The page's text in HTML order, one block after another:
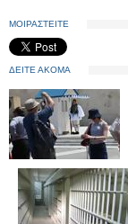
ΜΟΙΡΑΣΤΕΙΤΕ
ΔΕΙΤΕ ΑΚΟΜΑ